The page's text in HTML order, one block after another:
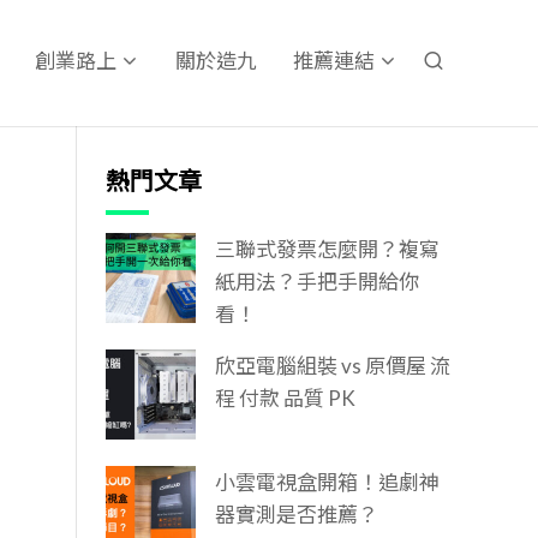
創業路上 關於造九 推薦連結
熱門文章
三聯式發票怎麼開？複寫
紙用法？手把手開給你
看！
欣亞電腦組裝 vs 原價屋 流
程 付款 品質 PK
小雲電視盒開箱！追劇神
器實測是否推薦？